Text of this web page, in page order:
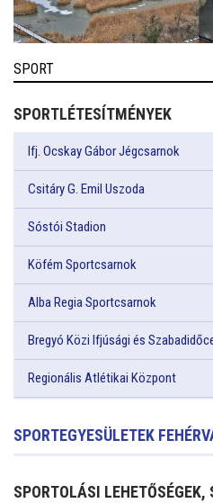
SPORT
SPORTLÉTESÍTMÉNYEK
Ifj. Ocskay Gábor Jégcsarnok
Csitáry G. Emil Uszoda
Sóstói Stadion
Köfém Sportcsarnok
Alba Regia Sportcsarnok
Bregyó Közi Ifjúsági és
Regionális Atlétikai Központ
SPORTEGYESÜLETEK
SPORTOLÁSI LEHETŐSÉGEK,